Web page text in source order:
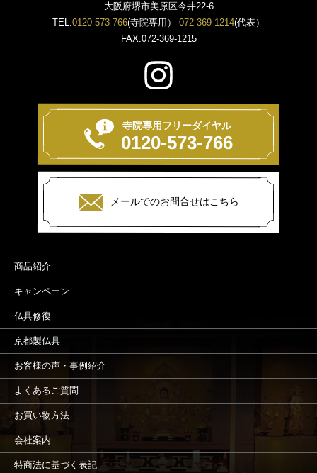
大阪府堺市美原区今井22-6
TEL.0120-573-766(寺院専用） 072-369-1214(代表）
FAX.072-369-1215
寺院専用フリーダイヤル
0120-573-766
メールでのお問合せはこちら
商品紹介
キャンペーン
仏具修復
京都製仏具
お客様の声・事例紹介
よくあるご質問
お買い物方法
会社案内
特商法に基づく表記